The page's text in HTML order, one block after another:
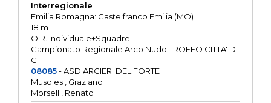
Interregionale
Emilia Romagna: Castelfranco Emilia (MO)
18 m
O.R. Individuale+Squadre
Campionato Regionale Arco Nudo TROFEO CITTA' DI
C
08085- ASD ARCIERI DEL FORTE
Musolesi, Graziano
Morselli, Renato